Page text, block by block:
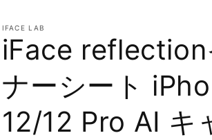
IFACE LAB
iFace reflection
ナーシート
12/12 Pro AI キ